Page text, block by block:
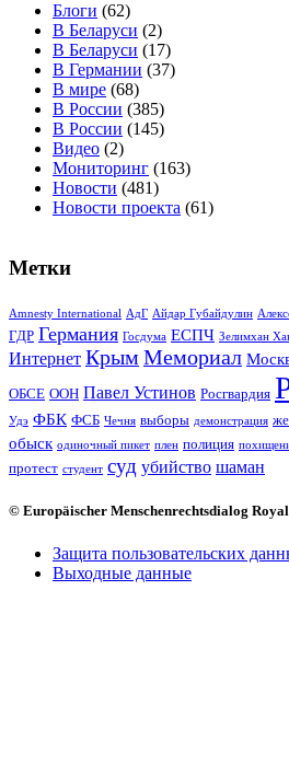
Блоги (62)
В Беларуси (2)
В Беларуси (17)
В Германии (37)
В мире (68)
В России (385)
В России (145)
Видео (2)
Мониторинг (163)
Новости (481)
Новости проекта (61)
Метки
Amnesty International АдГ Айдар Губайдулин
ГДР Германия Госдума ЕСПЧ Зелимхан
Интернет Крым Мемориал
ОБСЕ ООН Павел Устинов Росгвардия
Удэ ФБК ФСБ Чечня выборы демонстрация
обыск одиночный пикет плен полиция
протест студент суд убийство шаман
© Europäischer Menschenrechtsdialog
Защита пользовательских
Выходные данные